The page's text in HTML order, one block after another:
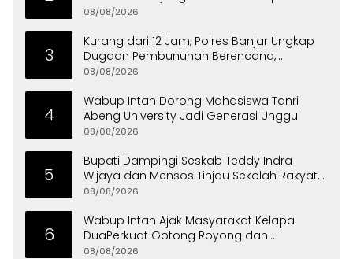
Warga
08/08/2026
3
Kurang dari 12 Jam, Polres Banjar Ungkap
Dugaan Pembunuhan Berencana,
Tersangka Diciduk di Bandung
08/08/2026
4
Wabup Intan Dorong Mahasiswa Tanri
Abeng University Jadi Generasi Unggul
08/08/2026
5
Bupati Dampingi Seskab Teddy Indra
Wijaya dan Mensos Tinjau Sekolah Rakyat
di Curug
08/08/2026
6
Wabup Intan Ajak Masyarakat Kelapa
DuaPerkuat Gotong Royong dan
Persatuan
08/08/2026